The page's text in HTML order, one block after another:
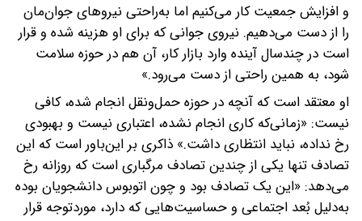
و افزایش جمعیت کار می‌کنیم اما به‌راحتی نیروهای جوان‌مان
را از دست می‌دهیم. نیروی جوانی که برای او هزینه شده و قرار
است در چندسال آینده وارد بازار کار، آن هم در حوزه سلامت
شود، به همین راحتی از دست می‌رود.»
او معتقد است که آنچه در حوزه حمل‌ونقل انجام شده، کافی
نیست: «زمانی‌که کاری انجام نشده، اعتباری نیست و بهبودی
رخ نداده، نباید انتظاری داشت.» ذاکری بر این‌باور است که این
تصادف تنها یکی از چندین تصادف مرگباری است که روزانه رخ
می‌دهد: «این یک تصادف بود و چون اتوبوس دانشجویان بوده
به‌دلیل بُعد اجتماعی و حساسیت‌هایی که دارد، موردتوجه قرار